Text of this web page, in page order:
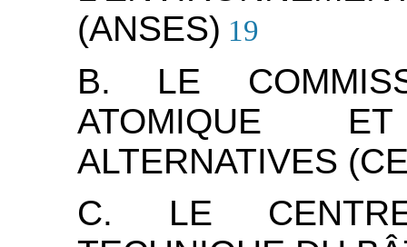
(ANSES) 19
B. LE
ATOMIQUE
ALTERNATIVES
C. LE